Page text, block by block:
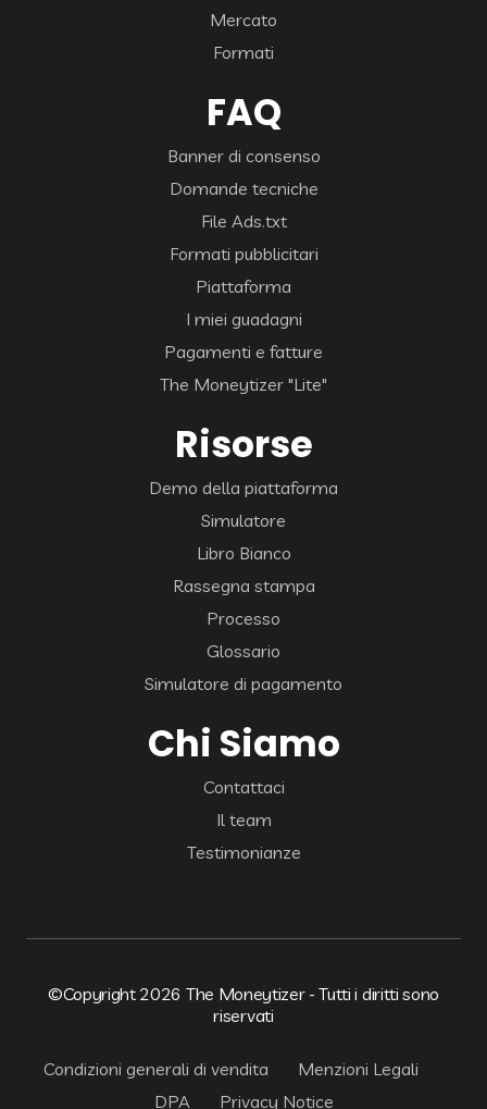
Mercato
Formati
FAQ
Banner di consenso
Domande tecniche
File Ads.txt
Formati pubblicitari
Piattaforma
I miei guadagni
Pagamenti e fatture
The Moneytizer "Lite"
Risorse
Demo della piattaforma
Simulatore
Libro Bianco
Rassegna stampa
Processo
Glossario
Simulatore di pagamento
Chi Siamo
Contattaci
Il team
Testimonianze
©Copyright 2026 The Moneytizer - Tutti i diritti sono
riservati
Condizioni generali di vendita
Menzioni Legali
DPA
Privacy Notice